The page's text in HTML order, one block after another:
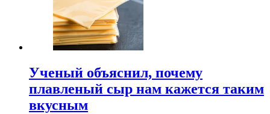
Ученый объяснил, почему
плавленый сыр нам кажется таким
вкусным